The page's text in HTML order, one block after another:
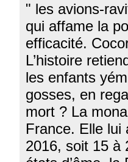
" les avions-
qui affame la
efficacité.
L’histoire
les enfants
gosses, en
mort ? La
France. Elle lui
2016, soit 15 à